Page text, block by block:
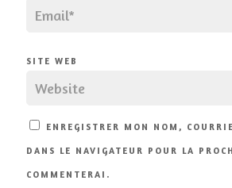
SITE WEB
ENREGISTRER MON NOM,
DANS LE NAVIGATEUR POUR LA
COMMENTERAI.